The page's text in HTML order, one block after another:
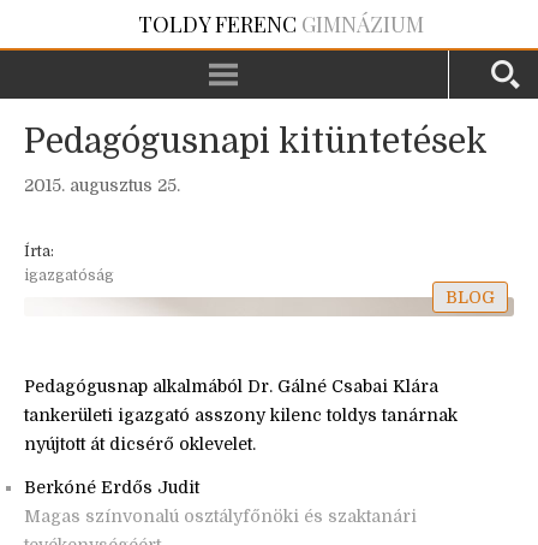
TOLDY FERENC GIMNÁZIUM
Pedagógusnapi kitüntetések
2015. augusztus 25.
Írta:
igazgatóság
BLOG
Pedagógusnap alkalmából Dr. Gálné Csabai Klára
tankerületi igazgató asszony kilenc toldys tanárnak
nyújtott át dicsérő oklevelet.
Berkóné Erdős Judit
Magas színvonalú osztályfőnöki és szaktanári